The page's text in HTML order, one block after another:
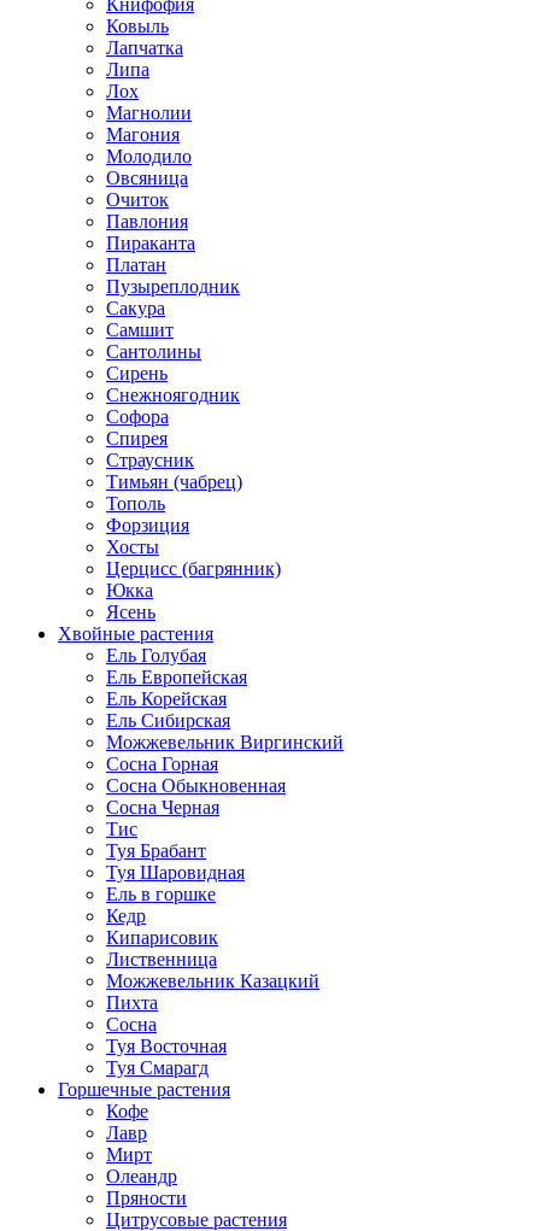
Книфофия
Ковыль
Лапчатка
Липа
Лох
Магнолии
Магония
Молодило
Овсяница
Очиток
Павлония
Пираканта
Платан
Пузыреплодник
Сакура
Самшит
Сантолины
Сирень
Снежноягодник
Софора
Спирея
Страусник
Тимьян (чабрец)
Тополь
Форзиция
Хосты
Церцисс (багрянник)
Юкка
Ясень
Хвойные растения
Ель Голубая
Ель Европейская
Ель Корейская
Ель Сибирская
Можжевельник Виргинский
Сосна Горная
Сосна Обыкновенная
Сосна Черная
Тис
Туя Брабант
Туя Шаровидная
Ель в горшке
Кедр
Кипарисовик
Лиственница
Можжевельник Казацкий
Пихта
Сосна
Туя Восточная
Туя Смарагд
Горшечные растения
Кофе
Лавр
Мирт
Олеандр
Пряности
Цитрусовые растения